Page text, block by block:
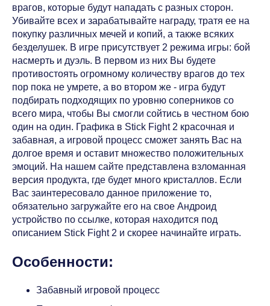
врагов, которые будут нападать с разных сторон.
Убивайте всех и зарабатывайте награду, тратя ее на
покупку различных мечей и копий, а также всяких
безделушек. В игре присутствует 2 режима игры: бой
насмерть и дуэль. В первом из них Вы будете
противостоять огромному количеству врагов до тех
пор пока не умрете, а во втором же - игра будут
подбирать подходящих по уровню соперников со
всего мира, чтобы Вы смогли сойтись в честном бою
один на один. Графика в Stick Fight 2 красочная и
забавная, а игровой процесс сможет занять Вас на
долгое время и оставит множество положительных
эмоций. На нашем сайте представлена взломанная
версия продукта, где будет много кристаллов. Если
Вас заинтересовало данное приложение то,
обязательно загружайте его на свое Андроид
устройство по ссылке, которая находится под
описанием Stick Fight 2 и скорее начинайте играть.
Особенности:
Забавный игровой процесс